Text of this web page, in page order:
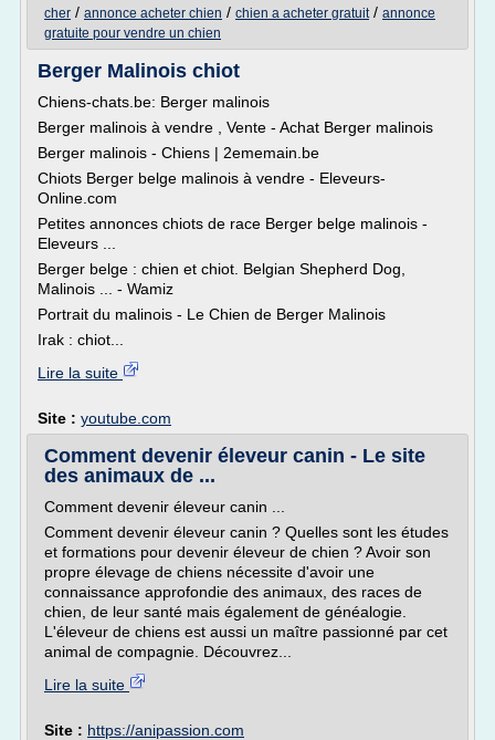
cher / annonce acheter chien / chien a acheter gratuit/ annonce
gratuite pour vendre un chien
Berger Malinois chiot
Chiens-chats.be: Berger malinois
Berger malinois à vendre , Vente - Achat Berger malinois
Berger malinois - Chiens | 2ememain.be
Chiots Berger belge malinois à vendre - Eleveurs-
Online.com
Petites annonces chiots de race Berger belge malinois -
Eleveurs ...
Berger belge : chien et chiot. Belgian Shepherd Dog,
Malinois ... - Wamiz
Portrait du malinois - Le Chien de Berger Malinois
Irak : chiot...
Lire la suite
Site : youtube.com
Comment devenir éleveur canin - Le site
des animaux de ...
Comment devenir éleveur canin ...
Comment devenir éleveur canin ? Quelles sont les études
et formations pour devenir éleveur de chien ? Avoir son
propre élevage de chiens nécessite d'avoir une
connaissance approfondie des animaux, des races de
chien, de leur santé mais également de généalogie.
L'éleveur de chiens est aussi un maître passionné par cet
animal de compagnie. Découvrez...
Lire la suite
Site : https://anipassion.com